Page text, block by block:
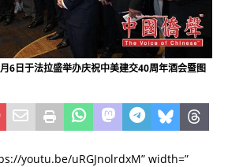
6日于法拉盛举办庆祝中美建交40周年酒会暨图
youtu.be/uRGJnolrdxM” width=”